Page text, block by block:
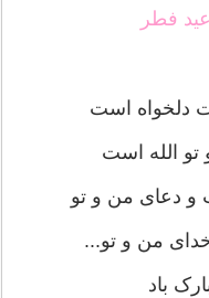
فطر
دلخواه است
الله است
دعای من و تو
من و تو...
باد